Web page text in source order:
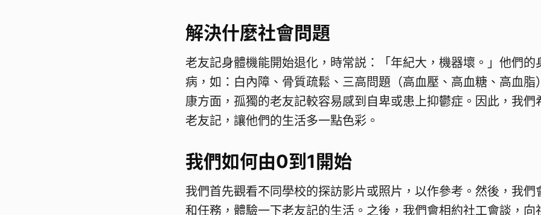
解決什麼社會問題
老友記身體機能開始退化，時常説：「年紀大，機器壞。」他們的
病，如：白內障、骨質疏鬆、三高問題（高血壓、高血糖、高血脂
康方面，孤獨的老友記較容易感到自卑或患上抑鬱症。因此，我們
老友記，讓他們的生活多一點色彩。
我們如何由0到1開始
我們首先觀看不同學校的探訪影片或照片，以作參考。然後，我們
和任務，體驗一下老友記的生活。之後，我們會相約社工會談，向